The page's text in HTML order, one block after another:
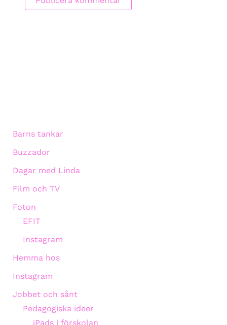
Barns tankar
Buzzador
Dagar med Linda
Film och TV
Foton
EFIT
Instagram
Hemma hos
Instagram
Jobbet och sånt
Pedagogiska ideer
iPads i förskolan